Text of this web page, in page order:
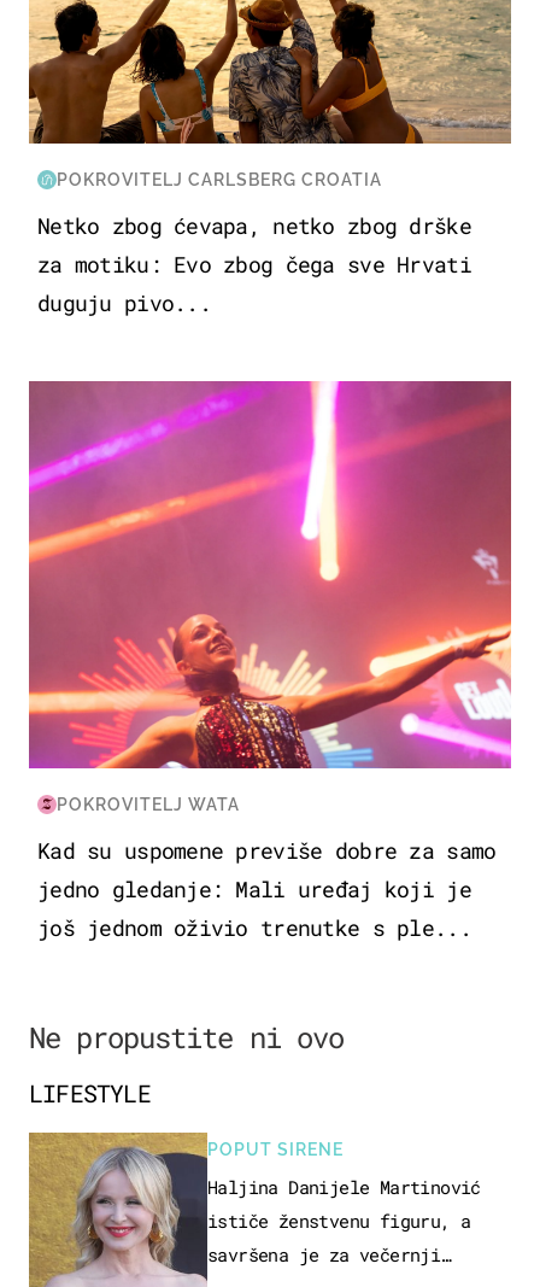
POKROVITELJ CARLSBERG CROATIA
Netko zbog ćevapa, netko zbog drške
za motiku: Evo zbog čega sve Hrvati
duguju pivo...
KULTURA & ZABAVA
POKROVITELJ WATA
Kad su uspomene previše dobre za samo
jedno gledanje: Mali uređaj koji je
još jednom oživio trenutke s ple...
Ne propustite ni ovo
LIFESTYLE
POPUT SIRENE
Haljina Danijele Martinović
ističe ženstvenu figuru, a
savršena je za večernji